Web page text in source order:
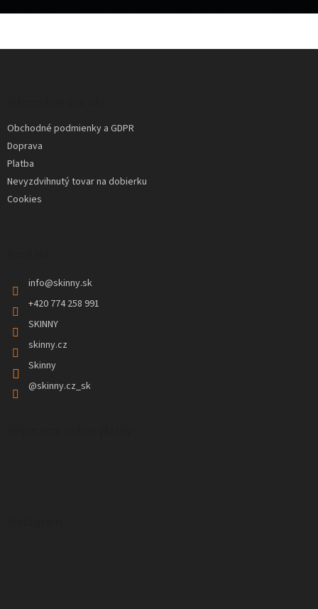
Obchodné podmienky a GDPR
Doprava
Platba
Nevyzdvihnutý tovar na dobierku
Cookies
info@skinny.sk
+420 774 258 991
SKINNY
skinny.cz
Skinny
@skinny.cz_sk